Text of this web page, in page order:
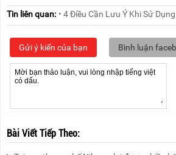
Tin liên quan: • 4 Điều Cần Lưu Ý Khi Sử
Gửi ý kiến của bạn Bình luận
Bài Viết Tiếp Theo: